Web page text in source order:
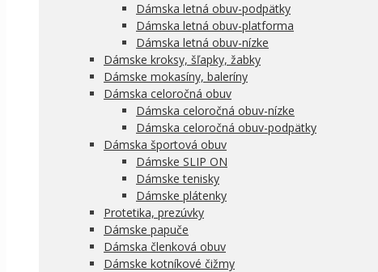
Dámska letná obuv-podpätky
Dámska letná obuv-platforma
Dámska letná obuv-nízke
Dámske kroksy, šľapky, žabky
Dámske mokasíny, baleríny
Dámska celoročná obuv
Dámska celoročná obuv-nízke
Dámska celoročná obuv-podpätky
Dámska športová obuv
Dámske SLIP ON
Dámske tenisky
Dámske plátenky
Protetika, prezúvky
Dámske papuče
Dámska členková obuv
Dámske kotníkové čižmy